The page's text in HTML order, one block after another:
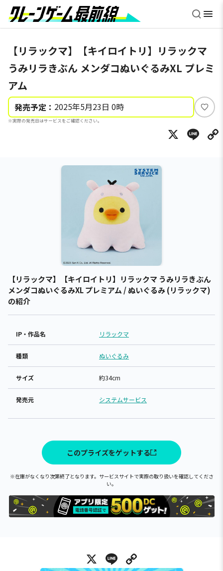
【リラックマ】【キイロイトリ】リラックマ
うみリラきぶん メンダコぬいぐるみXL プレミ
アム
発売予定： 2025年5月23日 0時
※実際の発売日はサービスをご確認ください。
い
ね
X
【リラックマ】【キイロイトリ】リラックマ うみリラきぶん
メンダコぬいぐるみXL プレミアム / ぬいぐるみ (リラックマ)
の紹介
IP・作品名 リラックマ
種類 ぬいぐるみ
サイズ 約34cm
発売元 システムサービス
このプライズをゲットする
※在庫がなくなり次第終了となります。サービスサイトで実際の取り扱いを確認してくださ
い。
X Line